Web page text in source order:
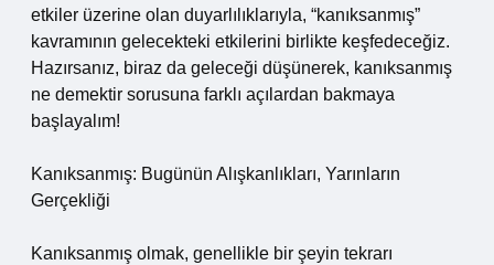
etkiler üzerine olan duyarlılıklarıyla, “kanıksanmış”
kavramının gelecekteki etkilerini birlikte keşfedeceğiz.
Hazırsanız, biraz da geleceği düşünerek, kanıksanmış
ne demektir sorusuna farklı açılardan bakmaya
başlayalım!
Kanıksanmış: Bugünün Alışkanlıkları, Yarınların
Gerçekliği
Kanıksanmış olmak, genellikle bir şeyin tekrarı